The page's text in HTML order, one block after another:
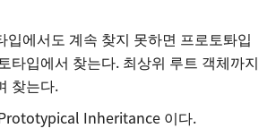
입에서도 계속 찾지 못하면 프로토톼입
타입에서 찾는다. 최상위 루트 객체까지
찾는다.
Inheritance 이다.